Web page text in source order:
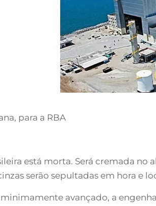
para a RBA
está morta. Será cremada
serão sepultadas em hora e
avançado, a